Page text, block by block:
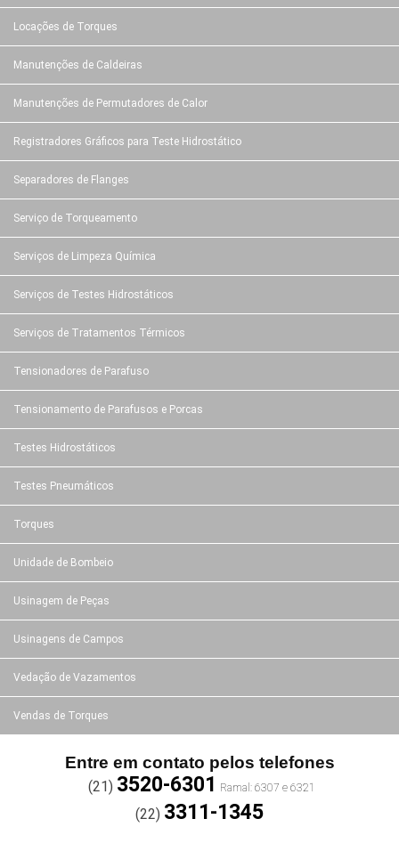
Locações de Torques
Manutenções de Caldeiras
Manutenções de Permutadores de Calor
Registradores Gráficos para Teste Hidrostático
Separadores de Flanges
Serviço de Torqueamento
Serviços de Limpeza Química
Serviços de Testes Hidrostáticos
Serviços de Tratamentos Térmicos
Tensionadores de Parafuso
Tensionamento de Parafusos e Porcas
Testes Hidrostáticos
Testes Pneumáticos
Torques
Unidade de Bombeio
Usinagem de Peças
Usinagens de Campos
Vedação de Vazamentos
Vendas de Torques
Entre em contato pelos telefones
(21) 3520-6301
(22) 3311-1345